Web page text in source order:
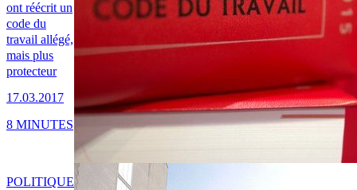
ont réécrit un
code du
travail allégé,
mais plus
protecteur
17.03.2017
8 MINUTES
POLITIQUE